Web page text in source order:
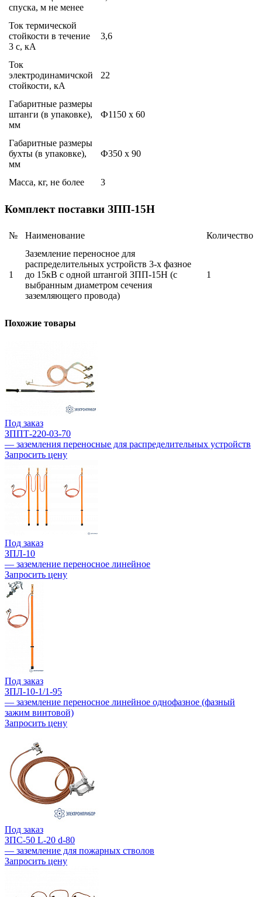
спуска, м не менее
Ток термической
стойкости в течение
3 с, кА
3,6
Ток
электродинамичской
стойкости, кА
22
Габаритные размеры
штанги (в упаковке),
мм
Ф1150 x 60
Габаритные размеры
бухты (в упаковке),
мм
Ф350 x 90
Масса, кг, не более 3
Комплект поставки ЗПП-15Н
№ Наименование Количество
1
Заземление переносное для
распределительных устройств 3-х фазное
до 15кВ с одной штангой ЗПП-15Н (с
выбранным диаметром сечения
заземляющего провода)
1
Похожие товары
Под заказ
ЗППТ-220-03-70
— заземления переносные для распределительных устройств
Запросить цену
Под заказ
ЗПЛ-10
— заземление переносное линейное
Запросить цену
Под заказ
ЗПЛ-10-1/1-95
— заземление переносное линейное однофазное (фазный
зажим винтовой)
Запросить цену
Под заказ
ЗПС-50 L-20 d-80
— заземление для пожарных стволов
Запросить цену